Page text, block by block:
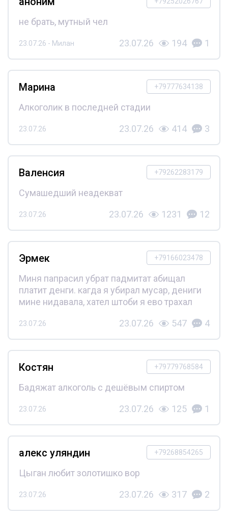
не брать, мутный чел
23.07.26 - Милан 23.07.26 194 1
+79777634138
Марина
Алкоголик в последней стадии
23.07.26 23.07.26 414 3
+79262283179
Валенсия
Сумашедший неадекват
23.07.26 23.07.26 1231 12
+79166023478
Эрмек
Миня папрасил убрат падмитат абищал
платит денги. кагда я убирал мусар, дениги
мине нидавала, хател штоби я ево трахал
23.07.26 23.07.26 547 4
+79779768584
Костян
Бадяжат алкоголь с дешёвым спиртом
23.07.26 23.07.26 125 1
+79268854265
алекс уляндин
Цыган любит золотишко вор
23.07.26 23.07.26 317 2